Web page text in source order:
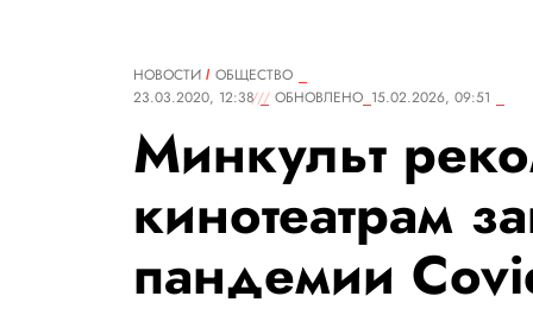
НОВОСТИ
ОБЩЕСТВО
23.03.2020, 12:38
ОБНОВЛЕНО 15.02.2026, 09:51
Минкульт
кинотеатрам
пандемии